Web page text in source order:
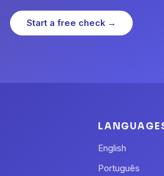
Start a free check →
English
Português